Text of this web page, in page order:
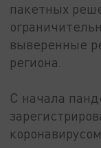
пакетных
выверенные
региона.
С начала